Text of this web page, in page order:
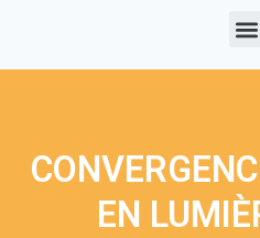
EN